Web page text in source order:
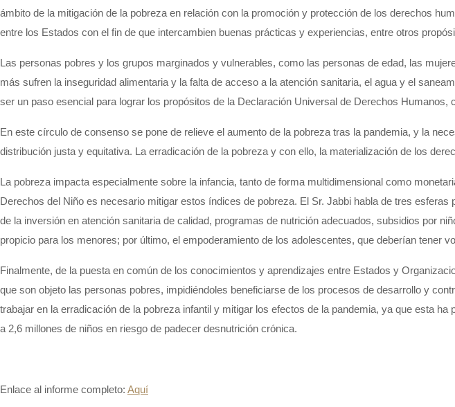
ámbito de la mitigación de la pobreza en relación con la promoción y protección de los derechos
entre los Estados con el fin de que intercambien buenas prácticas y experiencias, entre otros
Las personas pobres y los grupos marginados y vulnerables, como las personas de edad, las
más sufren la inseguridad alimentaria y la falta de acceso a la atención sanitaria, el agua y el
ser un paso esencial para lograr los propósitos de la Declaración Universal de Derechos Humanos,
En este círculo de consenso se pone de relieve el aumento de la pobreza tras la pandemia, y la
distribución justa y equitativa. La erradicación de la pobreza y con ello, la materialización de los
La pobreza impacta especialmente sobre la infancia, tanto de forma multidimensional como
Derechos del Niño es necesario mitigar estos índices de pobreza. El Sr. Jabbi habla de tres esferas
de la inversión en atención sanitaria de calidad, programas de nutrición adecuados, subsidios por
propicio para los menores; por último, el empoderamiento de los adolescentes, que deberían tener
Finalmente, de la puesta en común de los conocimientos y aprendizajes entre Estados y
que son objeto las personas pobres, impidiéndoles beneficiarse de los procesos de desarrollo y
trabajar en la erradicación de la pobreza infantil y mitigar los efectos de la pandemia, ya que esta ha
a 2,6 millones de niños en riesgo de padecer desnutrición crónica.
Enlace al informe completo: Aquí